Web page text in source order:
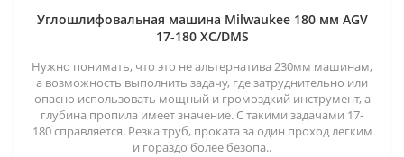
Углошлифовальная машина Milwaukee 180 мм AGV
17-180 XC/DMS
Нужно понимать, что это не альтернатива 230мм машинам,
а возможность выполнить задачу, где затруднительно или
опасно использовать мощный и громоздкий инструмент, а
глубина пропила имеет значение. С такими задачами 17-
180 справляется. Резка труб, проката за один проход легким
и гораздо более безопа..